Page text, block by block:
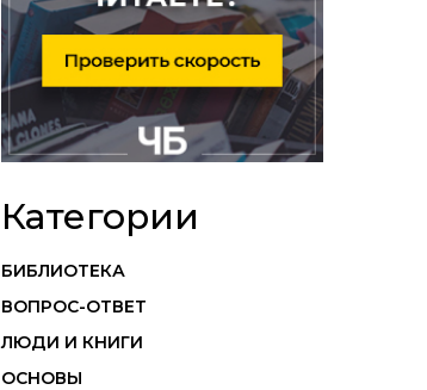
Категории
БИБЛИОТЕКА
ВОПРОС-ОТВЕТ
ЛЮДИ И КНИГИ
ОСНОВЫ